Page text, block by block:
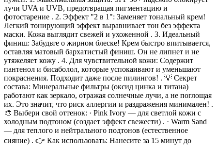
лучи UVA и UVB, предотвращая пигментацию и
фотостарение . 2. Эффект "2 в 1": Заменяет тональный крем!
Легкий тонирующий эффект выравнивает тон без эффекта
маски. Кожа выглядит свежей и ухоженной . 3. Идеальный
финиш: Забудьте о жирном блеске! Крем быстро впитывается,
оставляя матовый бархатистый финиш. Он не липнет и не
утяжеляет кожу . 4. Для чувствительной кожи: Содержит
пантенол и бисаболол, которые успокаивают и уменьшают
покраснения. Подходит даже после пилингов! . 💡 Секрет
состава: Минеральные фильтры (оксид цинка и титана)
работают как зеркало, отражая солнечные лучи, а не поглощая
их. Это значит, что риск аллергии и раздражения минимален! .
🎨 Выбери свой оттенок: · Pink Ivory — для светлой кожи с
холодным подтоном (создает эффект свежести) . · Warm Sand
— для теплого и нейтрального подтонов (естественное
сияние) . 👉 Как использовать: Нанесите за 15 минут до